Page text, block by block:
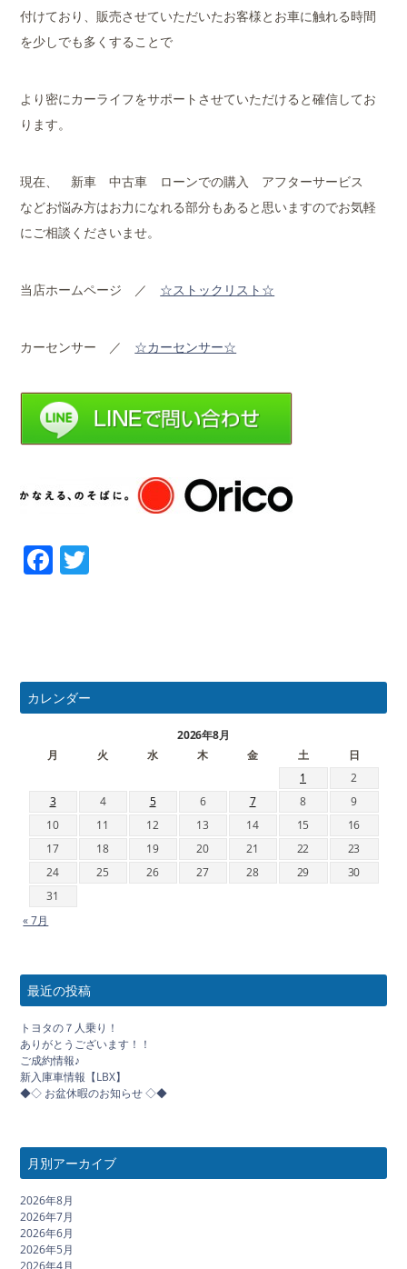
付けており、販売させていただいたお客様とお車に触れる時間
を少しでも多くすることで
より密にカーライフをサポートさせていただけると確信してお
ります。
現在、 新車 中古車 ローンでの購入 アフターサービス
などお悩み方はお力になれる部分もあると思いますのでお気軽
にご相談くださいませ。
当店ホームページ ／ ☆ストックリスト☆
カーセンサー ／ ☆カーセンサー☆
Facebook
カレンダー
2026年8月
月
火 水 木 金 土
日
1
2
3
4 5 6 7 8
9
10
11 12 13 14 15
16
17
18 19 20 21 22
23
24
25 26 27 28 29
30
31
« 7月
最近の投稿
トヨタの７人乗り！
ありがとうございます！！
ご成約情報♪
新入庫車情報【LBX】
◆◇ お盆休暇のお知らせ ◇◆
月別アーカイブ
2026年8月
2026年7月
2026年6月
2026年5月
2026年4月